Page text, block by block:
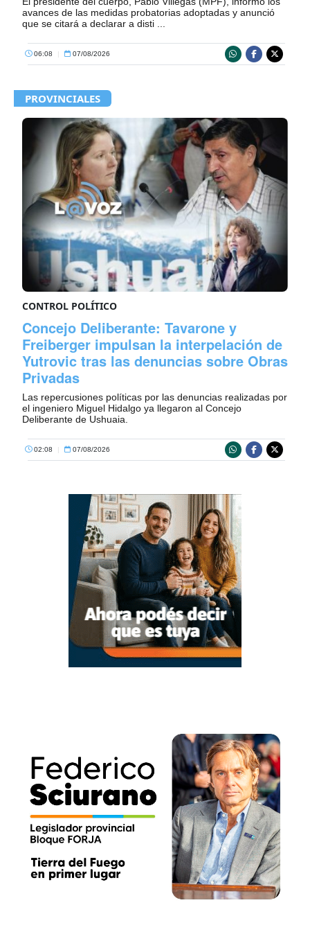
avances de las medidas probatorias adoptadas y anunció
que se citará a declarar a disti ...
06:08 | 07/08/2026
PROVINCIALES
CONTROL POLÍTICO
Concejo Deliberante: Tavarone y
Freiberger impulsan la interpelación de
Yutrovic tras las denuncias sobre Obras
Privadas
Las repercusiones políticas por las denuncias realizadas por
el ingeniero Miguel Hidalgo ya llegaron al Concejo
Deliberante de Ushuaia.
02:08 | 07/08/2026